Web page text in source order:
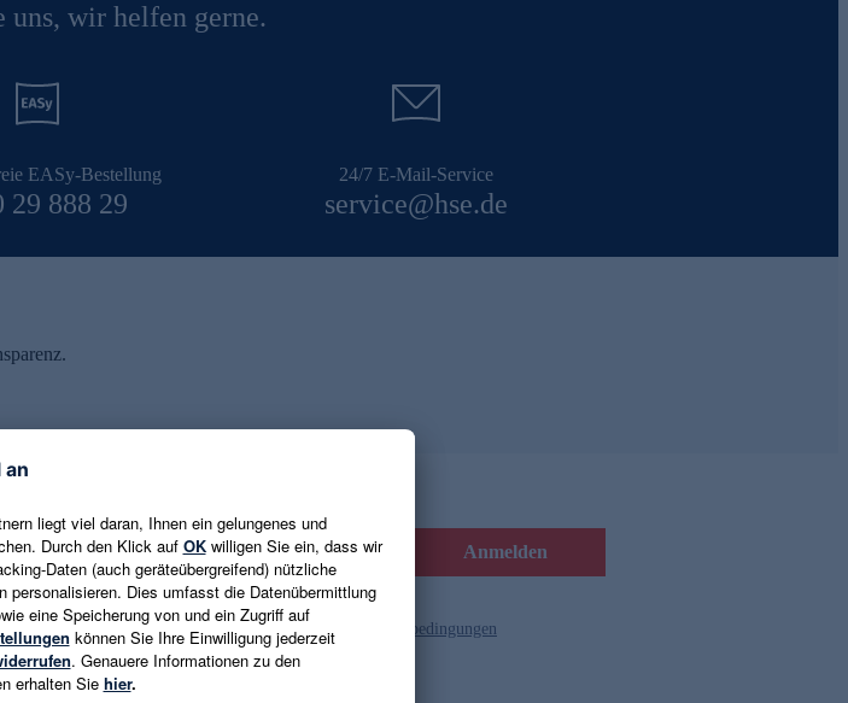
uns, wir helfen gerne.
EASy-Bestellung
29 888 29
24/7 E-Mail-Service
service@hse.de
E-Mail-Adresse eingeben Anmelden
Es gelten die Datenschutzrichtlinien und die Gutscheinbedingungen